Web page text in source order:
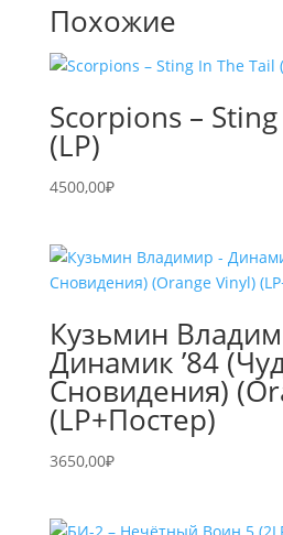
Похожие
Scorpions –
(LP)
4500,00₽
Кузьмин
Динамик ’84
Сновидения)
(LP+Постер)
3650,00₽